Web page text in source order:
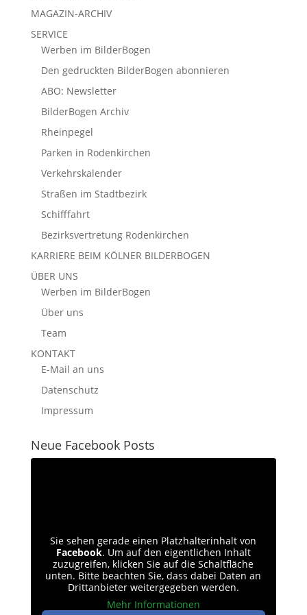
MAGAZIN-ARCHIV
SERVICE
Werben im BilderBogen
Den gedruckten BilderBogen abonnieren
ABO: Newsletter
BilderBogen Archiv
Rheinpegel
Parken in Rodenkirchen
Verkehrskalender
Straßen im Stadtbezirk
Schifffahrt
Bezirksvertretung Rodenkirchen
KARRIERE BEIM KÖLNER BILDERBOGEN
ÜBER UNS
Werben im BilderBogen
Über uns
Team
KONTAKT
E-Mail an uns
Datenschutz
Impressum
Neue Facebook Posts
Sie sehen gerade einen Platzhalterinhalt von
Facebook. Um auf den eigentlichen Inhalt
zuzugreifen, klicken Sie auf die Schaltfläche
unten. Bitte beachten Sie, dass dabei Daten an
Drittanbieter weitergegeben werden.
Mehr Informationen